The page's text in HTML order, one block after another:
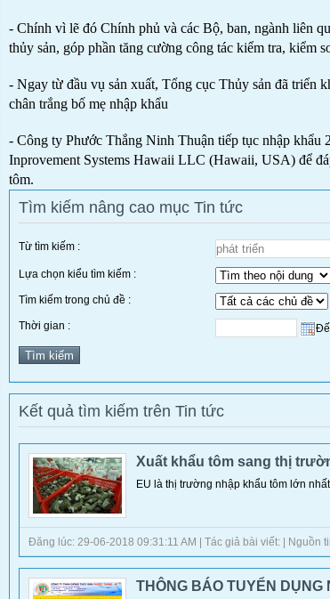
- Chính vì lẽ đó Chính phủ và các Bộ, ban, ngành liên
thủy sản, góp phần tăng cường công tác kiểm tra, kiểm
- Ngay từ đầu vụ sản xuất, Tổng cục Thủy sản đã triển
chân trắng bố mẹ nhập khẩu
- Công ty Phước Thắng Ninh Thuận tiếp tục nhập khẩu
Inprovement Systems Hawaii LLC (Hawaii, USA) để
tôm.
Tìm kiếm nâng cao mục Tin tức
Từ tìm kiếm :
Lựa chọn kiểu tìm kiếm :
Tìm kiếm trong chủ đề :
Thời gian :
Kết quả tìm kiếm trên Tin tức
Xuất khẩu tôm sang thị
EU là thị trường nhập khẩu tôm lớn
Đăng lúc: 29-06-2018 09:31:11 AM | Tác giả bài viết: | Nguồn
THÔNG BÁO TUYỂN